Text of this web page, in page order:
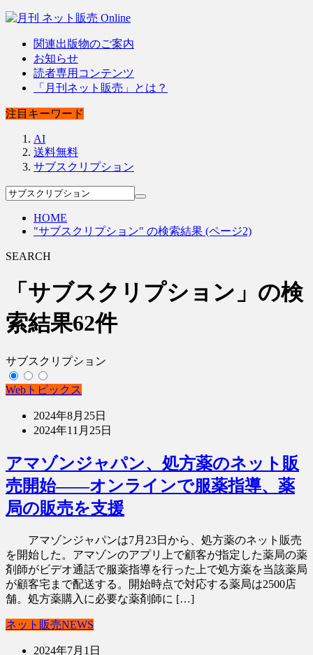
関連出版物のご案内
お知らせ
読者専用コンテンツ
「月刊ネット販売」とは？
注目キーワード
AI
送料無料
サブスクリプション
HOME
"サブスクリプション" の検索結果 (ページ2)
SEARCH
「サブスクリプション」の検
索結果62件
サブスクリプション
Webトピックス
2024年8月25日
2024年11月25日
アマゾンジャパン、処方薬のネット販
売開始――オンラインで服薬指導、薬
局の販売を支援
アマゾンジャパンは7月23日から、処方薬のネット販売
を開始した。アマゾンのアプリ上で顧客が指定した薬局の薬
剤師がビデオ通話で服薬指導を行った上で処方薬を当該薬局
が顧客宅まで配送する。開始時点で対応する薬局は2500店
舗。処方薬購入に必要な薬剤師に […]
ネット販売NEWS
2024年7月1日